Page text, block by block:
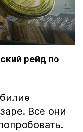
рейд по
Все они